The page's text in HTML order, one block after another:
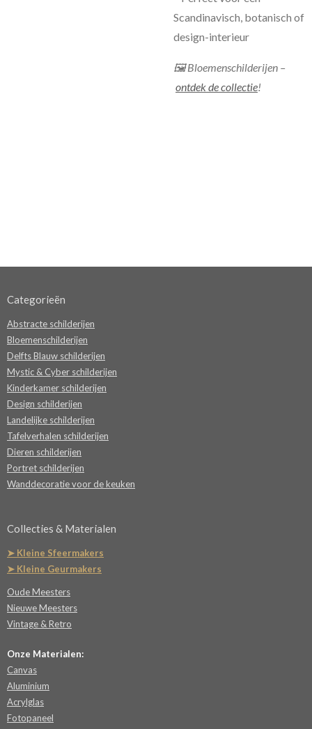
Scandinavisch, botanisch of
design-interieur
🖼 Bloemenschilderijen –
ontdek de collectie!
Categorieën
Abstracte schilderijen
Bloemenschilderijen
Delfts Blauw schilderijen
Mystic & Cyber schilderijen
Kinderkamer schilderijen
Design schilderijen
Landelijke schilderijen
Tafelverhalen schilderijen
Dieren schilderijen
Portret schilderijen
Wanddecoratie voor de keuken
Collecties & Materialen
➤ Kleine Sfeermakers
➤ Kleine Geurmakers
Oude Meesters
Nieuwe Meesters
Vintage & Retro
Onze Materialen:
Canvas
Aluminium
Acrylglas
Fotopaneel